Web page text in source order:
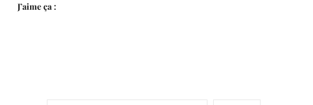
J’aime ça :